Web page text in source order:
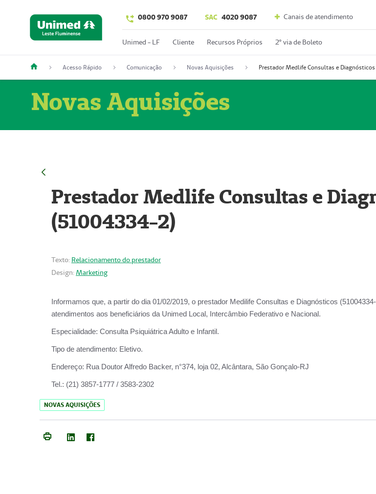
0800 970 9087 SAC 4020 9087 Canais de atendimento
Unimed - LF Cliente Recursos Próprios 2º via de Boleto
Acesso Rápido Comunicação Novas Aquisições
Novas Aquisições
Prestador Medlife Consultas e
(51004334-2)
Texto: Relacionamento do prestador
Design: Marketing
Informamos que, a partir do dia 01/02/2019, o prestador Medilife Consultas e Diagnósticos
atendimentos aos beneficiários da Unimed Local, Intercâmbio Federativo e Nacional.
Especialidade: Consulta Psiquiátrica Adulto e Infantil.
Tipo de atendimento: Eletivo.
Endereço: Rua Doutor Alfredo Backer, n°374, loja 02, Alcântara, São Gonçalo-RJ
Tel.: (21) 3857-1777 / 3583-2302
NOVAS AQUISIÇÕES